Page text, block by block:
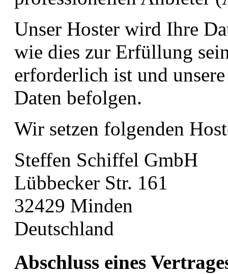
Unser Hoster wird Ihre
wie dies zur Erfüllung
erforderlich ist und
Daten befolgen.
Wir setzen folgenden
Steffen Schiffel GmbH
Lübbecker Str. 161
32429 Minden
Deutschland
Abschluss eines